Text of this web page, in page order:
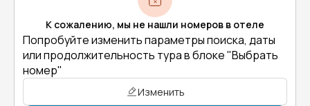
К сожалению, мы не нашли номеров в отеле
Попробуйте изменить параметры поиска, даты
или продолжительность тура в блоке "Выбрать
номер"
Изменить